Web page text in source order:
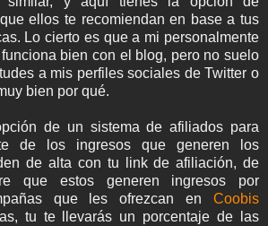
ellos te recomiendan en base a tus
Lo cierto es que a mi personalmente
bien con el blog, pero no suelo
a mis perfiles sociales de Twitter o
bien por qué.
de un sistema de afiliados para
de los ingresos que generen los
de alta con tu link de afiliación, de
que estos generen ingresos por
que les ofrezcan en Coobis
tu te llevarás un porcentaje de las